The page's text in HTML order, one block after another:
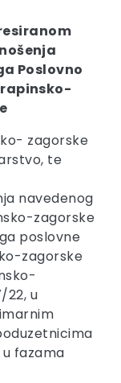
Poslovno
zagorske
te
navedenog
zagorske
poslovne
zagorske
22, u
fazama